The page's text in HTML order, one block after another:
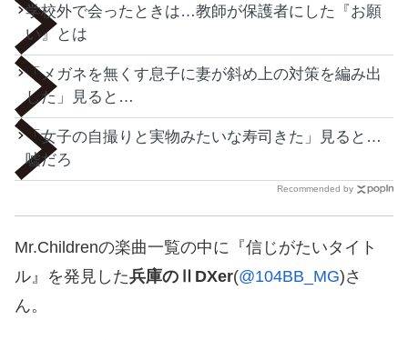
学校外で会ったときは…教師が保護者にした『お願
い』とは
「メガネを無くす息子に妻が斜め上の対策を編み出
した」見ると…
「女子の自撮りと実物みたいな寿司きた」見ると…
嘘だろ
Recommended by
Mr.Childrenの楽曲一覧の中に『信じがたいタイト
ル』を発見した兵庫のⅡDXer(@104BB_MG)さ
ん。